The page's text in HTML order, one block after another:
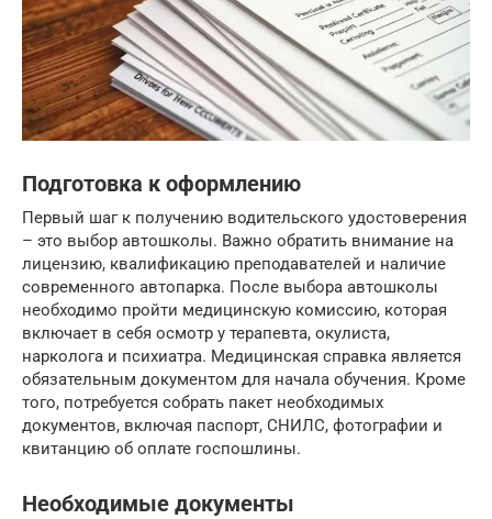
Подготовка к оформлению
Первый шаг к получению водительского удостоверения
– это выбор автошколы. Важно обратить внимание на
лицензию, квалификацию преподавателей и наличие
современного автопарка. После выбора автошколы
необходимо пройти медицинскую комиссию, которая
включает в себя осмотр у терапевта, окулиста,
нарколога и психиатра. Медицинская справка является
обязательным документом для начала обучения. Кроме
того, потребуется собрать пакет необходимых
документов, включая паспорт, СНИЛС, фотографии и
квитанцию об оплате госпошлины.
Необходимые документы